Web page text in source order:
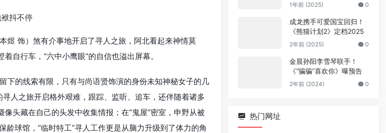
煜 饰）煞有介事地开启了寻人之旅，阿北看起来神情莫
自行车，“六中小鹰眼”的自信也溢出屏幕。
下的线索有限，只有与尚语贤饰演的身份未知神秘女子的几
人之旅开启格外艰难，跟踪、监听、追车，还伴随着诸多
头藏在自己的头发中收集情报；在“鬼屋”密室，申野从被
龄球馆，“临时特工”寻人工作更是从脑力升级到了体力的角
1年前 (2025) 0
成龙携手可爱国宝回归！
《熊猫计划2》定档2025
2年前 (2025) 0
金晨孙阳李雪琴联手！
《“骗骗”喜欢你》曝预告
2年前 (2024) 0
热门网址